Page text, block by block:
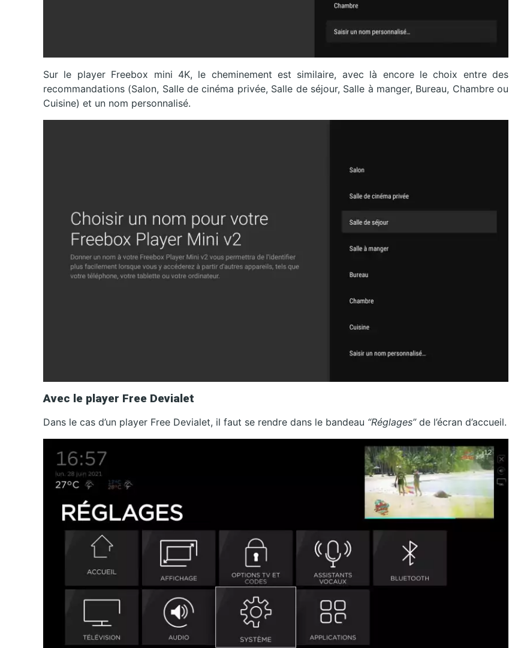
Sur le player Freebox mini 4K, le cheminement est similaire, avec là encore le choix entre des
recommandations (Salon, Salle de cinéma privée, Salle de séjour, Salle à manger, Bureau, Chambre ou
Cuisine) et un nom personnalisé.
Avec le player Free Devialet
Dans le cas d’un player Free Devialet, il faut se rendre dans le bandeau “Réglages”de l’écran d’accueil.